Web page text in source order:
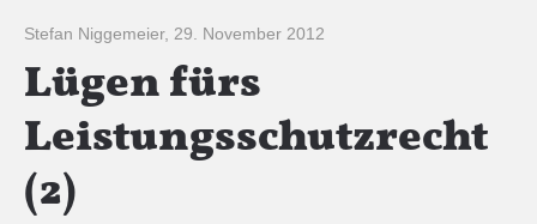
Stefan Niggemeier, 29. November 2012
Lügen fürs
Leistungsschutzrecht
(2)